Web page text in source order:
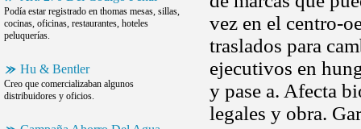
Podía estar registrado en thomas mesas, sillas,
cocinas, oficinas, restaurantes, hoteles
peluquerías.
Hu & Bentler
Creo que comercializaban algunos
distribuidores y oficios.
vez en el centro-
traslados para
ejecutivos en
y pase a. Afecta
legales y obra.